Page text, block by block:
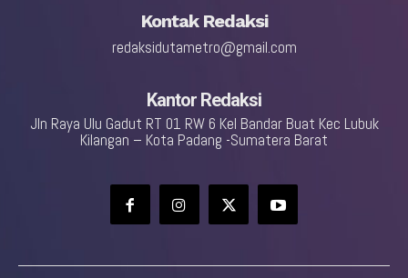
Kontak Redaksi
redaksidutametro@gmail.com
Kantor Redaksi
Jln Raya Ulu Gadut RT 01 RW 6 Kel Bandar Buat Kec Lubuk
Kilangan – Kota Padang -Sumatera Barat